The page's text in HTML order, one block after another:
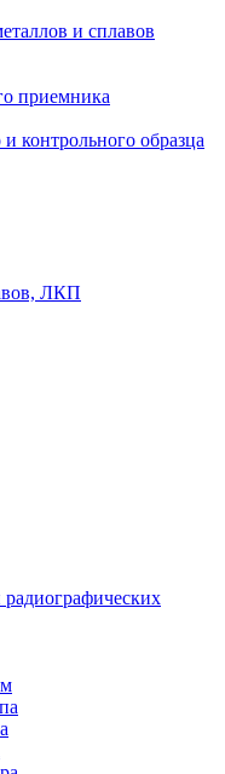
и сплавов
приемника
контрольного образца
ЛКП